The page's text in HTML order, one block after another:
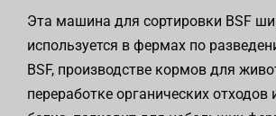
Эта машина для сортировки BSF
используется в фермах по
BSF, производстве кормов для
переработке органических отходов